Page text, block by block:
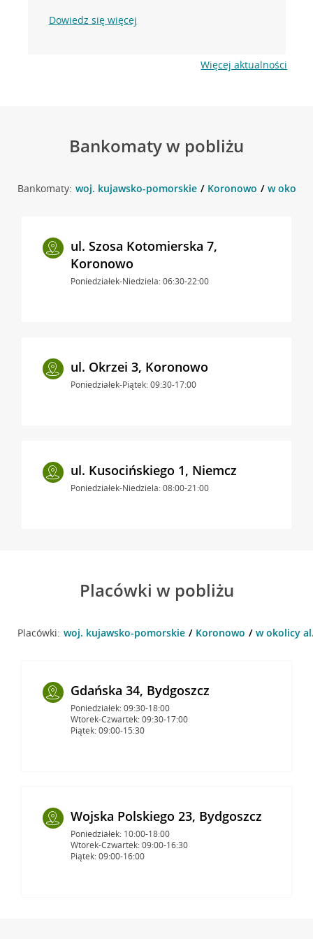
Dowiedz się więcej
Więcej aktualności
Bankomaty w pobliżu
Bankomaty: woj. kujawsko-pomorskie Koronowo w okolicy
ul. Szosa Kotomierska 7,
Koronowo
Poniedziałek-Niedziela: 06:30-22:00
ul. Okrzei 3, Koronowo
Poniedziałek-Piątek: 09:30-17:00
ul. Kusocińskiego 1, Niemcz
Poniedziałek-Niedziela: 08:00-21:00
Placówki w pobliżu
Placówki: woj. kujawsko-pomorskie Koronowo w okolicy
Gdańska 34, Bydgoszcz
Poniedziałek: 09:30-18:00
Wtorek-Czwartek: 09:30-17:00
Piątek: 09:00-15:30
Wojska Polskiego 23, Bydgoszcz
Poniedziałek: 10:00-18:00
Wtorek-Czwartek: 09:00-16:30
Piątek: 09:00-16:00